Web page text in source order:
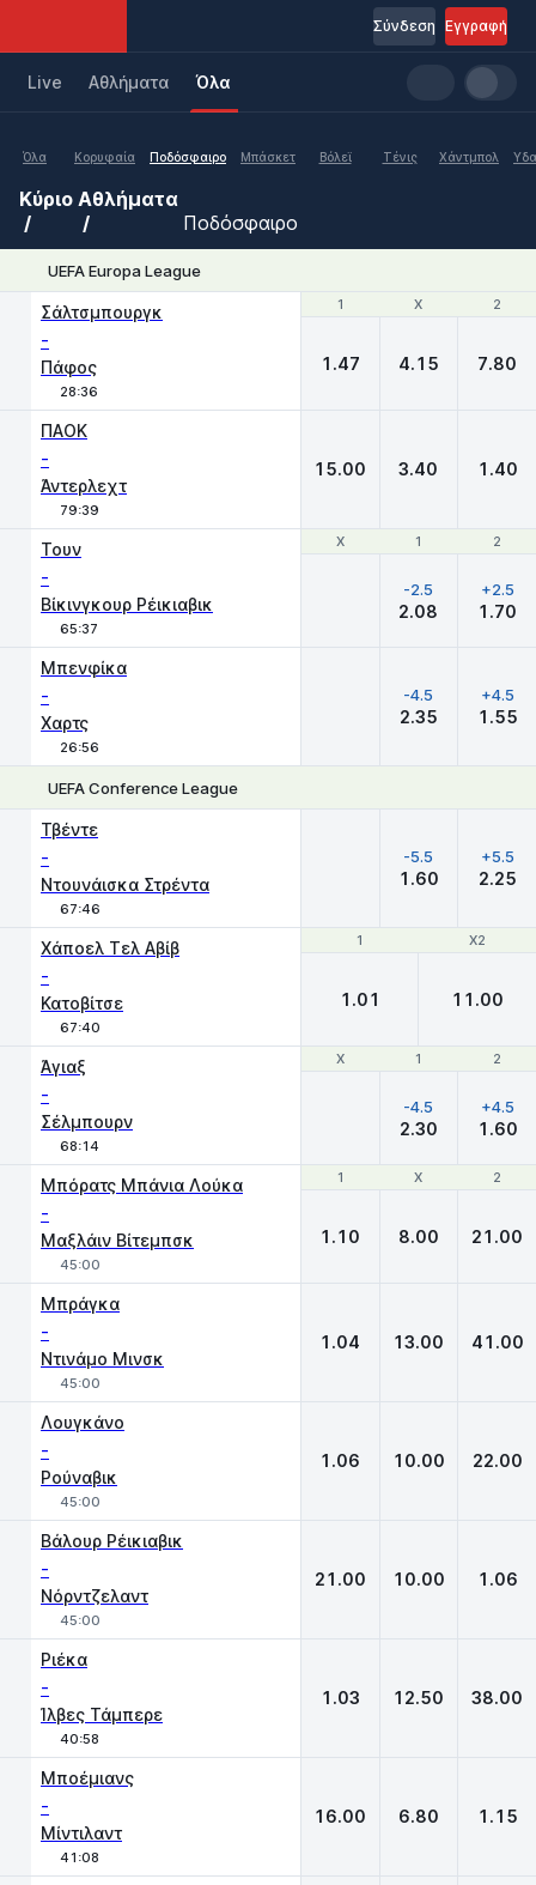
Εγγραφή
Σύνδεση
Live Aθλήματα Όλα
Όλα Κορυφαία Ποδόσφαιρο Μπάσκετ Βόλεϊ Τένις Χάντμπολ
Κύριο Αθλήματα
Ποδόσφαιρο
UEFA Europa League
1 X 2
Σάλτσμπουργκ
-
Πάφος
28:36
1 X 2
1.47 4.15 7.80
ΠΑΟΚ
-
Άντερλεχτ
79:39
15.00 3.40 1.40
Χ 1 2
Τουν
-
Βίκινγκουρ Ρέικιαβικ
65:37
Χ 1 2
-2.5
2.08
+2.5
1.70
Μπενφίκα
-
Χαρτς
26:56
-4.5
2.35
+4.5
1.55
UEFA Conference League
Τβέντε
-
Ντουνάισκα Στρέντα
67:46
-5.5
1.60
+5.5
2.25
1 X2
Χάποελ Τελ Αβίβ
-
Κατοβίτσε
67:40
1 X2
1.01 11.00
Χ 1 2
Άγιαξ
-
Σέλμπουρν
68:14
Χ 1 2
-4.5
2.30
+4.5
1.60
1 X 2
Μπόρατς Μπάνια Λούκα
-
Μαξλάιν Βίτεμπσκ
45:00
1 X 2
1.10 8.00 21.00
Μπράγκα
-
Ντινάμο Μινσκ
45:00
1.04 13.00 41.00
Λουγκάνο
-
Ρούναβικ
45:00
1.06 10.00 22.00
Βάλουρ Ρέικιαβικ
-
Νόρντζελαντ
45:00
21.00 10.00 1.06
Ριέκα
-
Ίλβες Τάμπερε
40:58
1.03 12.50 38.00
Μποέμιανς
-
Μίντιλαντ
41:08
16.00 6.80 1.15